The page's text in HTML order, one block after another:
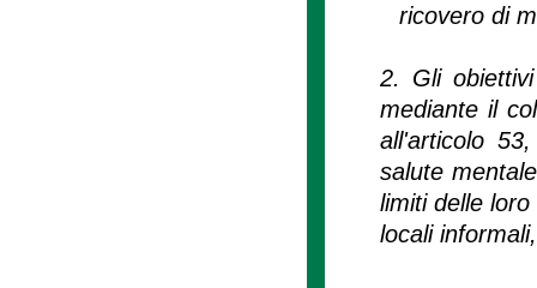
ricovero di
2. Gli
mediante il
all'articolo
salute
limiti delle
locali